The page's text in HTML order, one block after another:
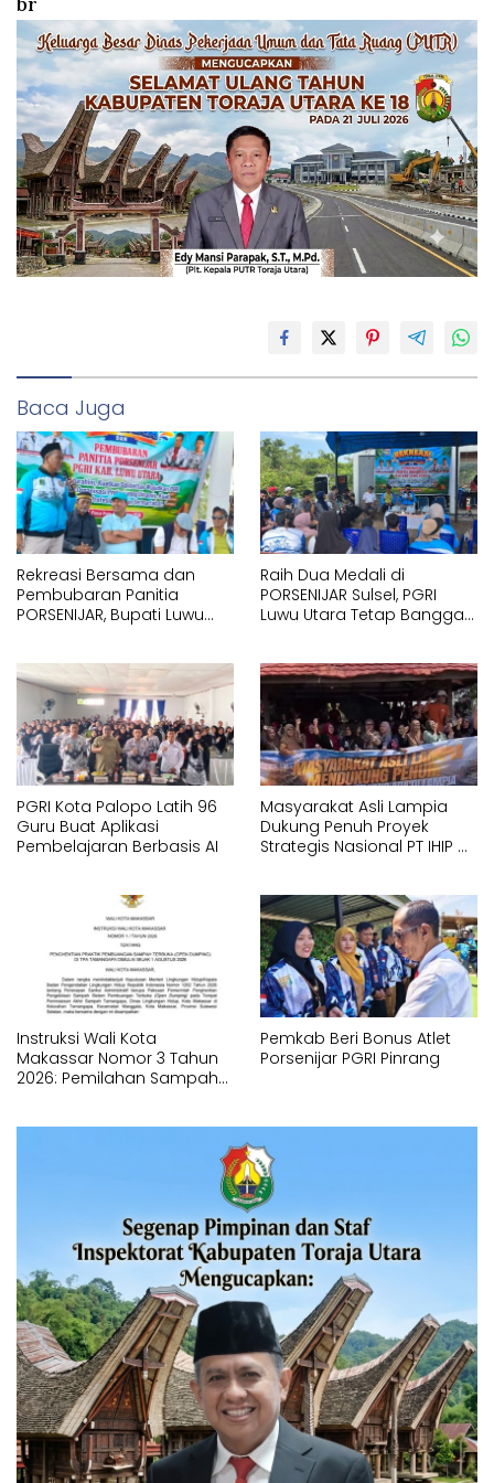
Baca Juga
Rekreasi Bersama dan
Pembubaran Panitia
PORSENIJAR, Bupati Luwu
Raih Dua Medali di
PORSENIJAR Sulsel, PGRI
Luwu Utara Tetap Bangga
PGRI Kota Palopo Latih 96
Guru Buat Aplikasi
Pembelajaran Berbasis AI
Masyarakat Asli Lampia
Dukung Penuh Proyek
Strategis Nasional PT IHIP di
Instruksi Wali Kota
Makassar Nomor 3 Tahun
2026: Pemilahan Sampah
Pemkab Beri Bonus Atlet
Porsenijar PGRI Pinrang